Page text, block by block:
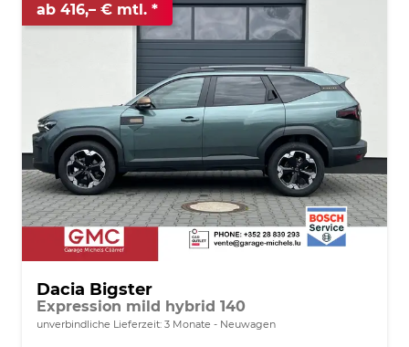
ab 416,– € mtl.
Dacia Bigster
Expression mild hybrid 140
unverbindliche Lieferzeit: 3 Monate Neuwagen